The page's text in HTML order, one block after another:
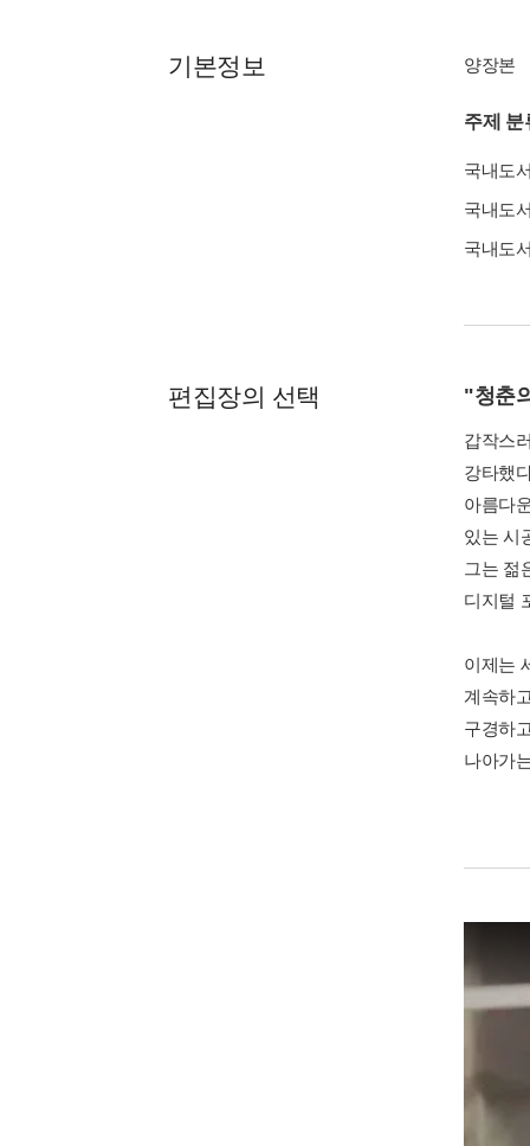
기본정보 양장본
주제 분
국내도
국내도
국내도
편집장의 선택 "청춘
갑작스
강타했
아름다
있는 시
그는 젊
디지털
이제는
계속하
구경하
나아가